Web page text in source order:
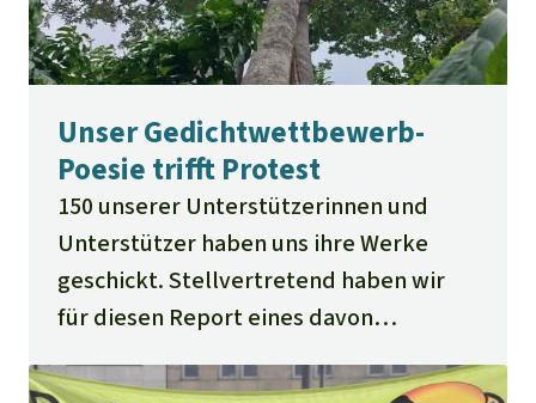
unserer Partner zur Bewahrung der
Regenwälder in Afrika kennen.
Unser Gedichtwettbewerb-
Poesie trifft Protest
150 unserer Unterstützerinnen und
Unterstützer haben uns ihre Werke
geschickt. Stellvertretend haben wir
für diesen Report eines davon